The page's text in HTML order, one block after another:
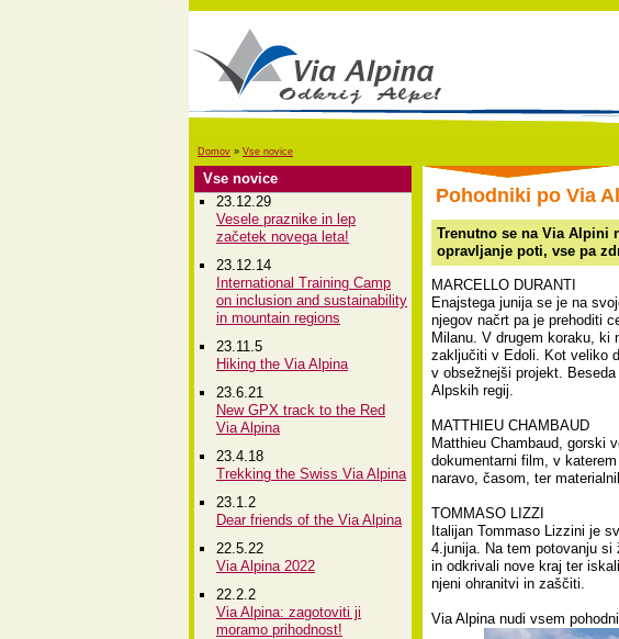
Domov » Vse novice
Vse novice
23.12.29
Vesele praznike in lep
začetek novega leta!
23.12.14
International Training Camp
on inclusion and sustainability
in mountain regions
23.11.5
Hiking the Via Alpina
23.6.21
New GPX track to the Red
Via Alpina
23.4.18
Trekking the Swiss Via Alpina
23.1.2
Dear friends of the Via Alpina
22.5.22
Via Alpina 2022
22.2.2
Via Alpina: zagotoviti ji
moramo prihodnost!
Pohodniki po Via
Trenutno se na Via Alpini
opravljanje poti, vse pa
MARCELLO DURANTI
Enajstega junija se je na
njegov načrt pa je prehoditi
Milanu. V drugem koraku, ki
zaključiti v Edoli. Kot veliko
v obsežnejši projekt.
Alpskih regij.
MATTHIEU CHAMBAUD
Matthieu Chambaud, gorski
dokumentarni film, v
naravo, časom, ter
TOMMASO LIZZI
Italijan Tommaso Lizzini je
4.junija. Na tem potovanju
in odkrivali nove kraj ter
njeni ohranitvi in zaščiti.
Via Alpina nudi vsem